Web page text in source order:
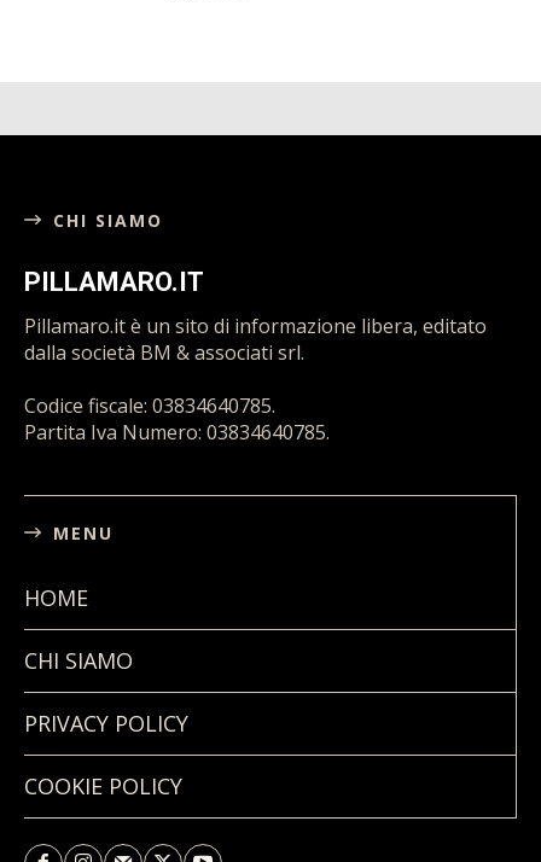
CHI SIAMO
PILLAMARO.IT
Pillamaro.it è un sito di informazione libera, editato
dalla società BM & associati srl.
Codice fiscale: 03834640785.
Partita Iva Numero: 03834640785.
MENU
HOME
CHI SIAMO
PRIVACY POLICY
COOKIE POLICY